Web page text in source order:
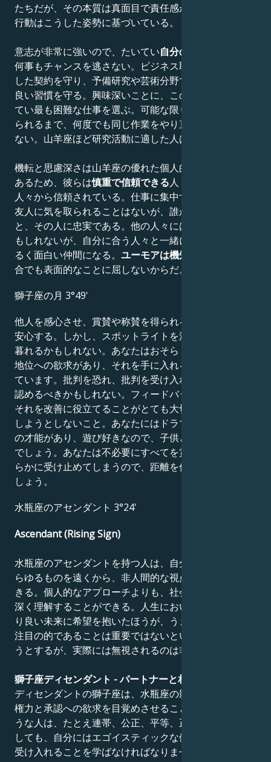
たちだが、その本質は真面目で責任感が強く、すべての
行動はこうした姿勢に基づいている。
意志が非常に強いので、たいてい自分の望みを達成
何事もチャンスを逃さない。ビジネス取引ではきちんと
した契約を守り、予備研究や芸術分野での研究活動では
良い習慣を守る。興味深いことに、このような人はたい
てい最も困難な仕事を選ぶ。可能な限り最高の結果が得
られるまで、何度でも同じ作業をやり直すことを苦にし
ない。山羊座ほど研究活動に適した人は多くない。
機転と思慮深さは山羊座の優れた個人的特徴のひとつで
あるため、彼らは慎重で信頼できる人々であり、他の
人々から信頼されている。仕事に集中するため、大勢の
友人に気を取られることはないが、誰かを受け入れる
と、その人に忠実である。他の人々には退屈に見えるか
もしれないが、自分に合う人々と一緒にいるときは、明
るく面白い仲間になる。 ユーモアは機知に富み
合でも表面的なことに屈しないからだ。
獅子座の月 3°49'
他人を感心させ、賞賛や称賛を得られる瞬間、あなたは
安心する。しかし、スポットライトを浴びると、途方に
暮れるかもしれない。あなたはおそらく、お金や社会的
地位への欲求があり、それを手に入れる強い能力を持っ
ています。批判を恐れ、批判を受け入れられない自分を
認めるべきかもしれない。フィードバックを受け入れ、
それを改善に役立てることがとても大切。言い訳ばかり
しようとしないこと。あなたにはドラマや創造的な活動
の才能があり、遊び好きなので、子供と接するのも得意
でしょう。あなたは不必要にすべてを賞賛か侮辱のどち
らかに受け止めてしまうので、距離を保つ方法を学びま
しょう。
水瓶座のアセンダント 3°24'
Ascendant (Rising Sign)
水瓶座のアセンダントを持つ人は、自分自身を含め、あ
らゆるものを遠くから、非人間的な視点で見ることがで
きる。個人的なアプローチよりも、社会的な背景をより
深く理解することができる。人生において、全人類のよ
り良い未来に希望を抱いたほうが、うまく対処できる。
注目の的であることは重要ではないという印象を与えよ
うとするが、実際には無視されるのは非常につらい。
獅子座ディセンダント - パートナーと相性
ディセンダントの獅子座は、水瓶座の影の部分、つまり
権力と承認への欲求を目覚めさせることがある。このよ
うな人は、たとえ連帯、公正、平等、正義のために努力
しても、自分にはエゴイスティックな傾向があることを
受け入れることを学ばなければなりません。